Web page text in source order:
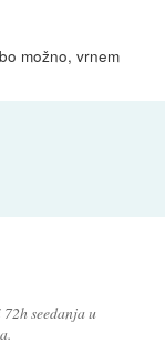
možno, vrnem
seedanja u